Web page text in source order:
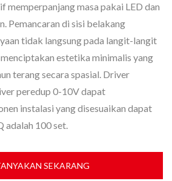
memperpanjang masa pakai LED dan
Pemancaran di sisi belakang
tidak langsung pada langit-langit
estetika minimalis yang
terang secara spasial. Driver
peredup 0-10V dapat
instalasi yang disesuaikan dapat
100 set.
SEKARANG